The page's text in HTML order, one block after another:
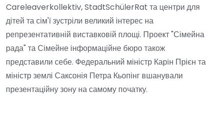
Careleaverkollektiv, StadtSchülerRat та центри для
дітей та сім'ї зустріли великий інтерес на
репрезентативній виставковій площі. Проект "Сімейна
рада" та Сімейне інформаційне бюро також
представили себе. Федеральний міністр Карін Прієн та
міністр землі Саксонія Петра Кьопінг вшанували
презентаційну зону на самому початку.